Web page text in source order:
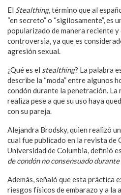
El Stealthing, término que al
“en secreto” o “sigilosamente”, es
popularizado de manera reciente y
controversia, ya que es
agresión sexual.
¿Qué es el stealthing? La palabra
describe la “moda” entre algunos
condón durante la penetración. La
realiza pese a que su uso haya
con su pareja.
Alejandra Brodsky, quien realizó
cual fue publicado en la revista de
Universidad de Columbia, definió
de condón no consensuado
Además, señaló que esta práctica
riesgos físicos de embarazo y a la